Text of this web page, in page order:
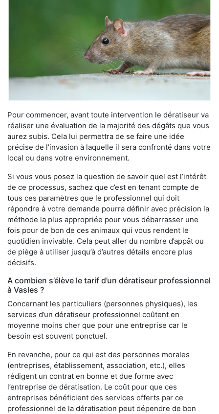
Pour commencer, avant toute intervention le dératiseur va
réaliser une évaluation de la majorité des dégâts que vous
aurez subis. Cela lui permettra de se faire une idée
précise de l’invasion à laquelle il sera confronté dans votre
local ou dans votre environnement.
Si vous vous posez la question de savoir quel est l’intérêt
de ce processus, sachez que c’est en tenant compte de
tous ces paramètres que le professionnel qui doit
répondre à votre demande pourra définir avec précision la
méthode la plus appropriée pour vous débarrasser une
fois pour de bon de ces animaux qui vous rendent le
quotidien invivable. Cela peut aller du nombre d’appât ou
de piège à utiliser jusqu’à d’autres détails encore plus
décisifs.
A combien s’élève le tarif d’un dératiseur professionnel
à Vasles ?
Concernant les particuliers (personnes physiques), les
services d’un dératiseur professionnel coûtent en
moyenne moins cher que pour une entreprise car le
besoin est souvent ponctuel.
En revanche, pour ce qui est des personnes morales
(entreprises, établissement, association, etc.), elles
rédigent un contrat en bonne et due forme avec
l’entreprise de dératisation. Le coût pour que ces
entreprises bénéficient des services offerts par ce
professionnel de la dératisation peut dépendre de bon